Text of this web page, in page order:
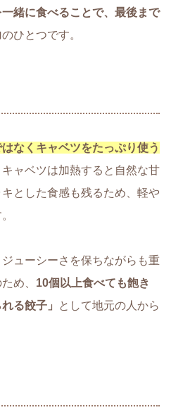
緒に食べることで、最後まで
のひとつです。
なくキャベツをたっぷり使う
キャベツは加熱すると自然な甘
とした食感も残るため、軽や
ューシーさを保ちながらも重
め、 10個以上食べても飽き
る餃子」
として地元の人から